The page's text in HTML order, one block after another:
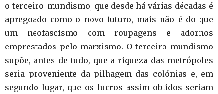
o terceiro-mundismo, que desde há várias décadas é
apregoado como o novo futuro, mais não é do que
um neofascismo com roupagens e adornos
emprestados pelo marxismo. O terceiro-mundismo
supõe, antes de tudo, que a riqueza das metrópoles
seria proveniente da pilhagem das colónias e, em
segundo lugar, que os lucros assim obtidos seriam